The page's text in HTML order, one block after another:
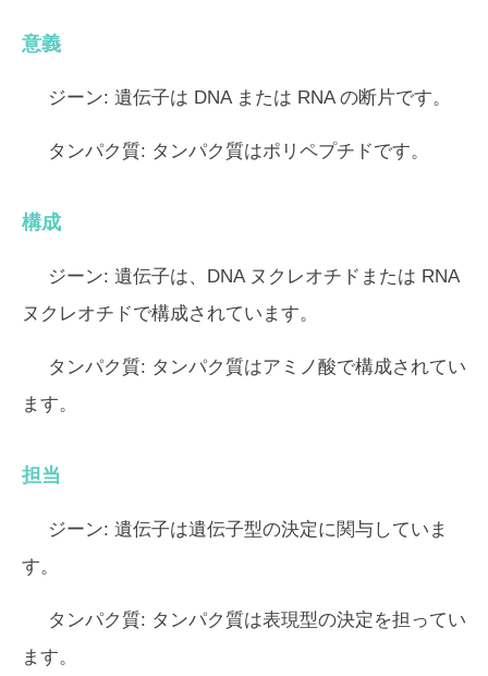
意義
ジーン: 遺伝子は DNA または RNA の断片です。
タンパク質: タンパク質はポリペプチドです。
構成
ジーン: 遺伝子は、DNA ヌクレオチドまたは RNA
ヌクレオチドで構成されています。
タンパク質: タンパク質はアミノ酸で構成されてい
ます。
担当
ジーン: 遺伝子は遺伝子型の決定に関与していま
す。
タンパク質: タンパク質は表現型の決定を担ってい
ます。